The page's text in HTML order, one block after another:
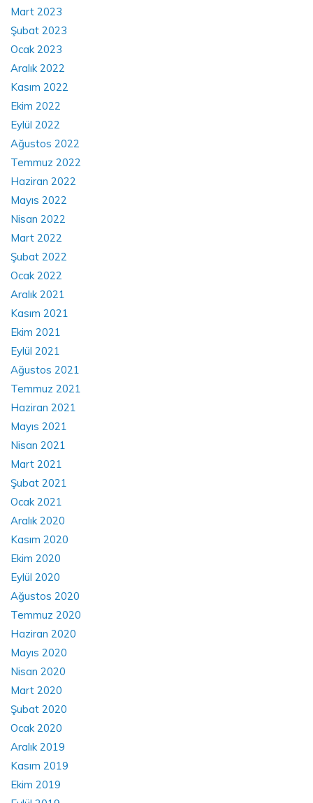
Mart 2023
Şubat 2023
Ocak 2023
Aralık 2022
Kasım 2022
Ekim 2022
Eylül 2022
Ağustos 2022
Temmuz 2022
Haziran 2022
Mayıs 2022
Nisan 2022
Mart 2022
Şubat 2022
Ocak 2022
Aralık 2021
Kasım 2021
Ekim 2021
Eylül 2021
Ağustos 2021
Temmuz 2021
Haziran 2021
Mayıs 2021
Nisan 2021
Mart 2021
Şubat 2021
Ocak 2021
Aralık 2020
Kasım 2020
Ekim 2020
Eylül 2020
Ağustos 2020
Temmuz 2020
Haziran 2020
Mayıs 2020
Nisan 2020
Mart 2020
Şubat 2020
Ocak 2020
Aralık 2019
Kasım 2019
Ekim 2019